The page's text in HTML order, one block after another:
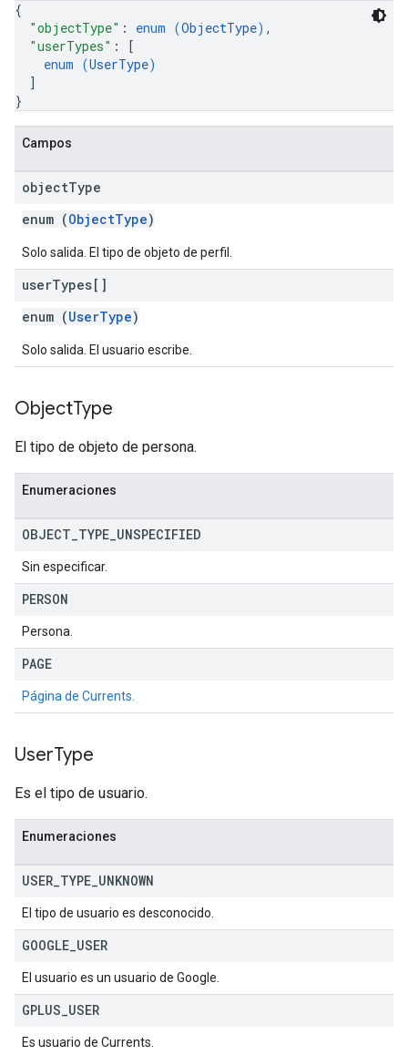
{
"objectType" : enum (ObjectType) ,
"userTypes" :
[
enum (UserType)
]
}
Campos
objectType
enum (ObjectType)
Solo salida. El tipo de objeto de perfil.
userTypes[]
enum (UserType)
Solo salida. El usuario escribe.
ObjectType
El tipo de objeto de persona.
Enumeraciones
OBJECT TYPE UNSPECIFIED
Sin especificar.
PERSON
Persona.
PAGE
Página de Currents.
UserType
Es el tipo de usuario.
Enumeraciones
USER TYPE UNKNOWN
El tipo de usuario es desconocido.
GOOGLE USER
El usuario es un usuario de Google.
GPLUS USER
Es usuario de Currents.